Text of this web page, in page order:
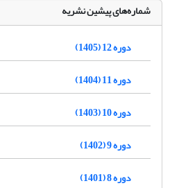
شماره‌های پیشین نشریه
دوره 12 (1405)
دوره 11 (1404)
دوره 10 (1403)
دوره 9 (1402)
دوره 8 (1401)